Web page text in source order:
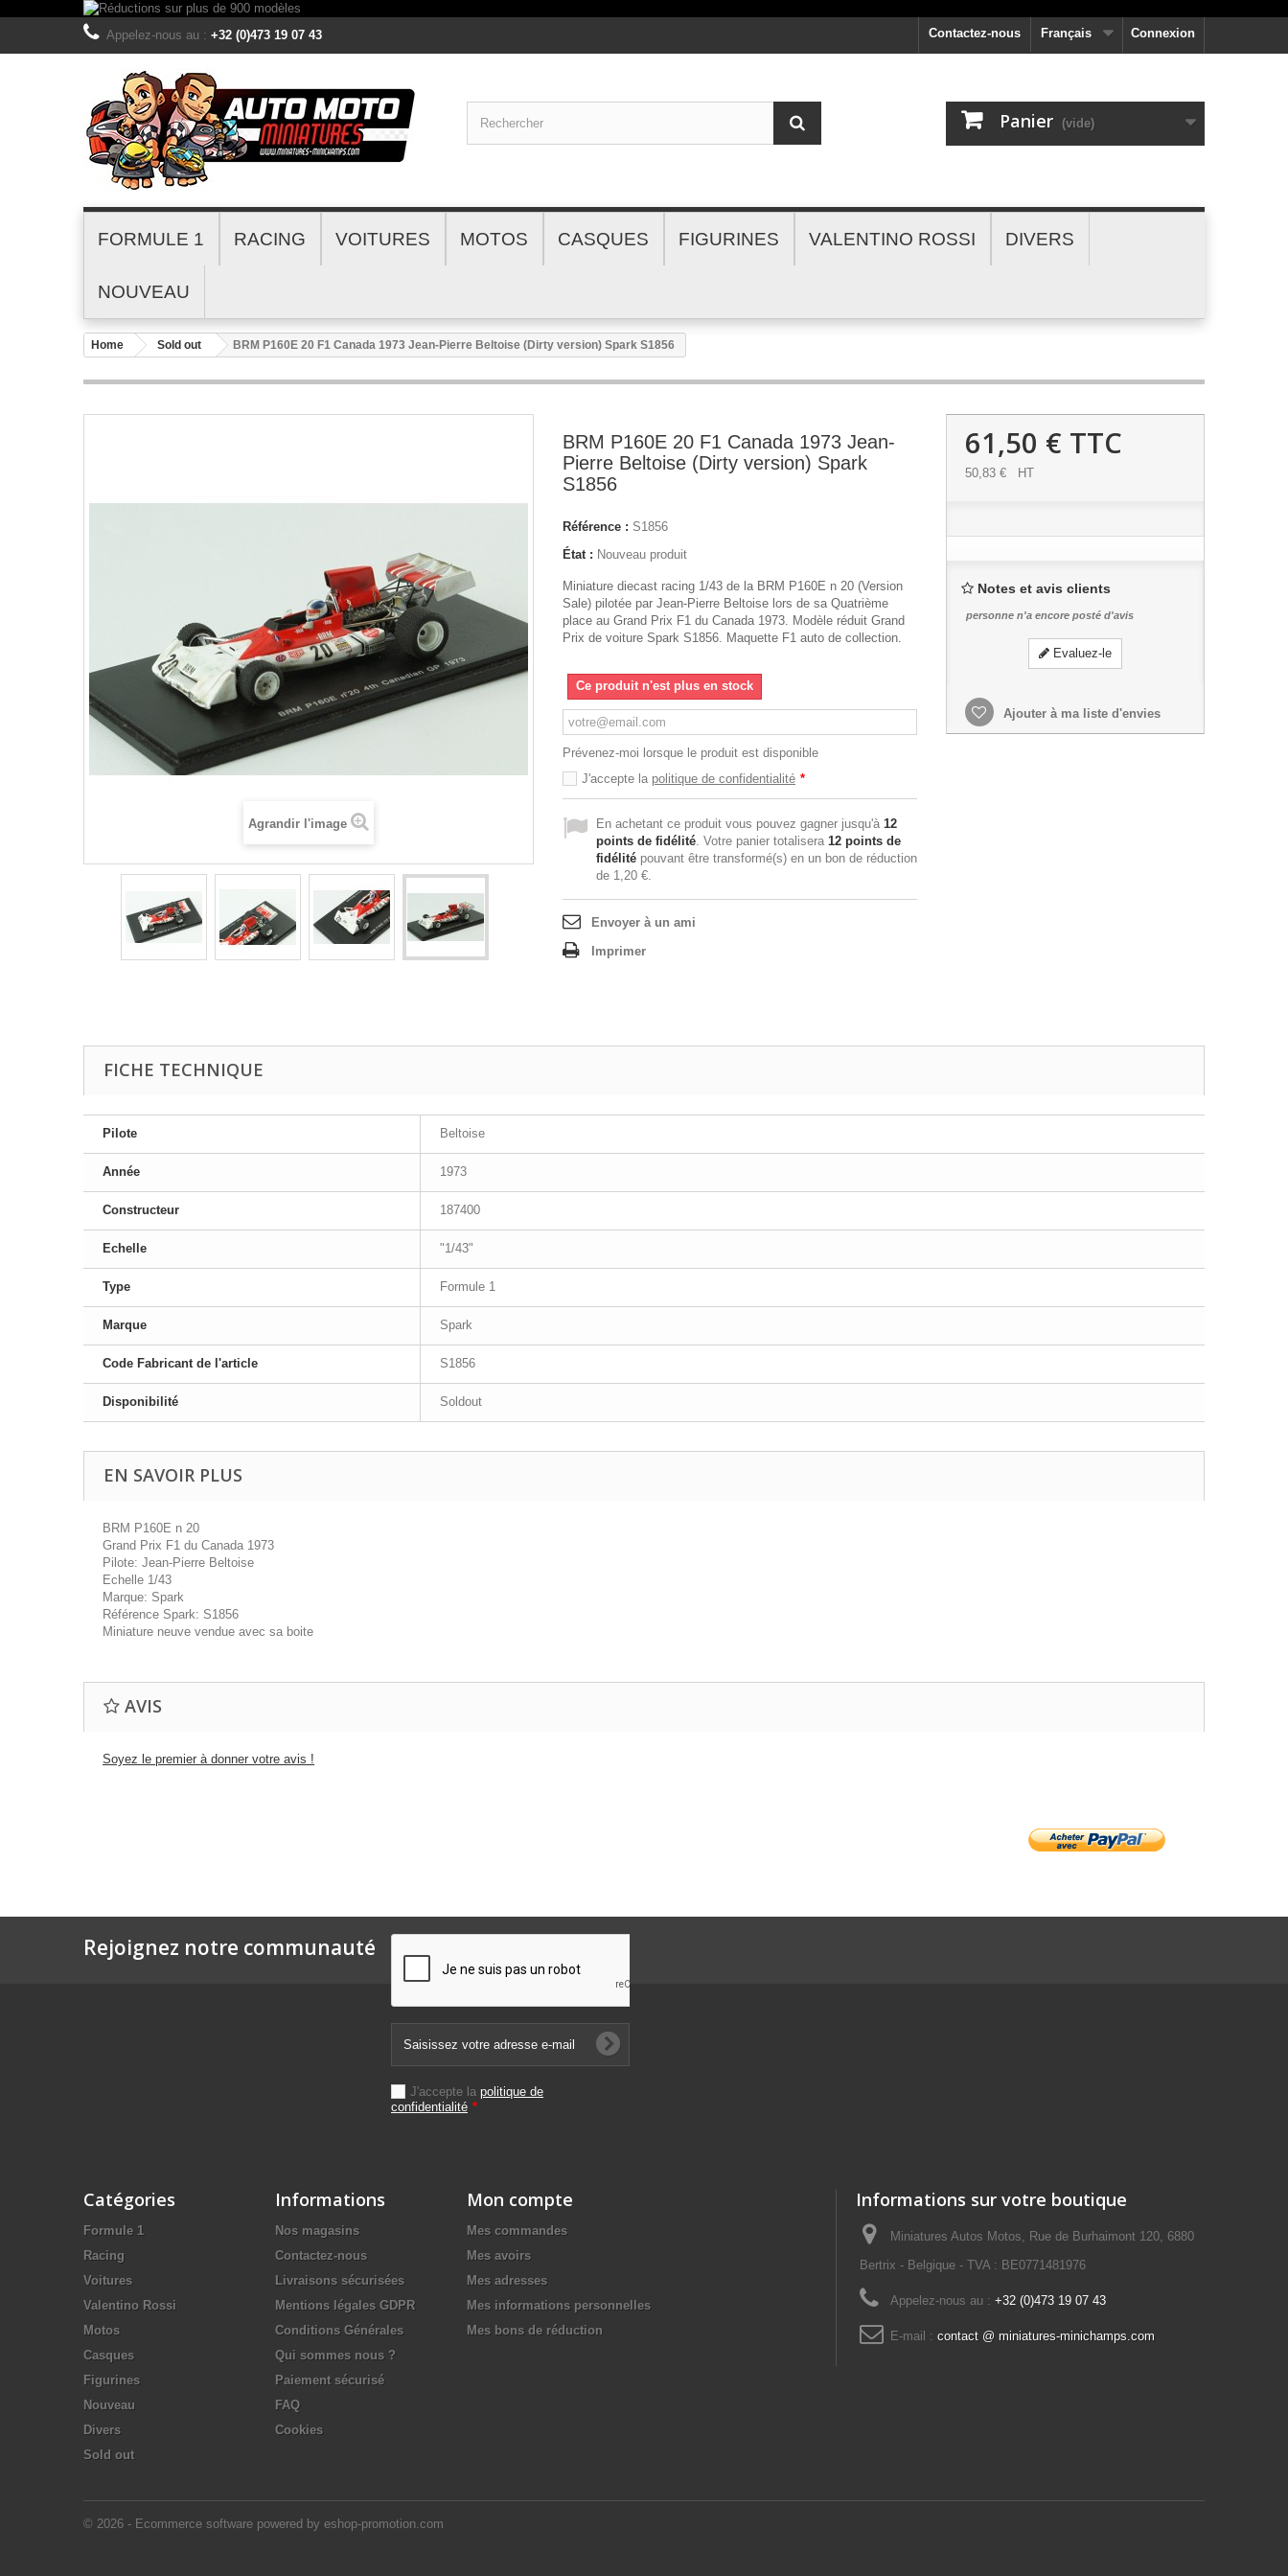
Connexion
Français
Contactez-nous
Appelez-nous au : +32 (0)473 19 07 43
Panier (vide)
FORMULE 1 RACING VOITURES MOTOS CASQUES FIGURINES VALENTINO ROSSI DIVERS
NOUVEAU
Home Sold out BRM P160E 20 F1 Canada 1973 Jean-Pierre Beltoise (Dirty version) Spark S1856
Agrandir l'image
BRM P160E 20 F1 Canada 1973 Jean-
Pierre Beltoise (Dirty version) Spark
S1856
Référence : S1856
État : Nouveau produit
Miniature diecast racing 1/43 de la BRM P160E n 20 (Version
Sale) pilotée par Jean-Pierre Beltoise lors de sa Quatrième
place au Grand Prix F1 du Canada 1973. Modèle réduit Grand
Prix de voiture Spark S1856. Maquette F1 auto de collection.
Ce produit n'est plus en stock
Prévenez-moi lorsque le produit est disponible
J'accepte la politique de confidentialité *
En achetant ce produit vous pouvez gagner jusqu'à 12
points de fidélité. Votre panier totalisera 12 points de
fidélité pouvant être transformé(s) en un bon de réduction
de 1,20 €.
Envoyer à un ami
Imprimer
61,50 € TTC
50,83 € HT
Notes et avis clients
personne n'a encore posté d'avis
Evaluez-le
Ajouter à ma liste d'envies
FICHE TECHNIQUE
Pilote Beltoise
Année 1973
Constructeur 187400
Echelle "1/43"
Type Formule 1
Marque Spark
Code Fabricant de l'article S1856
Disponibilité Soldout
EN SAVOIR PLUS
BRM P160E n 20
Grand Prix F1 du Canada 1973
Pilote: Jean-Pierre Beltoise
Echelle 1/43
Marque: Spark
Référence Spark: S1856
Miniature neuve vendue avec sa boite
AVIS
Soyez le premier à donner votre avis !
Rejoignez notre communauté
J'accepte la politique de
confidentialité *
Catégories
Formule 1
Racing
Voitures
Valentino Rossi
Motos
Casques
Figurines
Nouveau
Divers
Sold out
Informations
Nos magasins
Contactez-nous
Livraisons sécurisées
Mentions légales GDPR
Conditions Générales
Qui sommes nous ?
Paiement sécurisé
FAQ
Cookies
© 2026 - Ecommerce software powered by eshop-promotion.com
Mon compte
Mes commandes
Mes avoirs
Mes adresses
Mes informations personnelles
Mes bons de réduction
Informations sur votre boutique
Miniatures Autos Motos, Rue de Burhaimont 120, 6880
Bertrix - Belgique - TVA : BE0771481976
Appelez-nous au : +32 (0)473 19 07 43
E-mail : contact @ miniatures-minichamps.com